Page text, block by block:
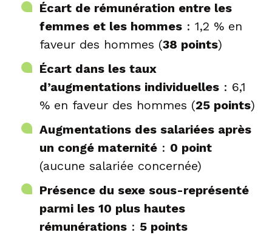
Écart de rémunération entre les
femmes et les hommes : 1,2 % en
faveur des hommes (38 points)
Écart dans les taux
d’augmentations individuelles : 6,1
% en faveur des hommes (25 points)
Augmentations des salariées après
un congé maternité : 0 point
(aucune salariée concernée)
Présence du sexe sous-représenté
parmi les 10 plus hautes
rémunérations : 5 points